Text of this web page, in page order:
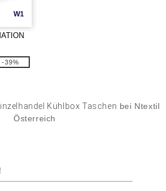
W1
-39%
Kühlbox Taschen bei Ntextil
Österreich